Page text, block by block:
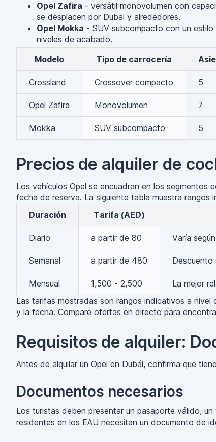
Opel Zafira - versátil monovolumen con
se desplacen por Dubai y alrededores.
Opel Mokka - SUV subcompacto con un
niveles de acabado.
Modelo
Tipo de carrocería
Crossland Crossover compacto 5
Opel Zafira Monovolumen 7
Mokka SUV subcompacto 5
Precios de alquiler de
Los vehículos Opel se encuadran en los segmentos
fecha de reserva. La siguiente tabla muestra
Duración
Tarifa (AED)
Diario a partir de 80 Varía
Semanal a partir de 480 Descuento
Mensual 1,500 - 2,500
La mejor
Las tarifas mostradas son rangos indicativos a nivel
y la fecha. Compare ofertas en directo para
Requisitos de alquiler:
Antes de alquilar un Opel en Dubái, confirma que
Documentos necesarios
Los turistas deben presentar un pasaporte válido,
residentes en los EAU necesitan un documento de